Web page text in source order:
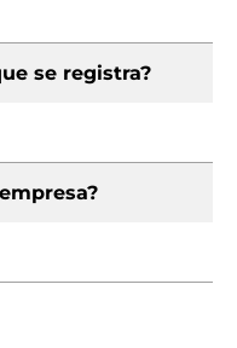
se registra?